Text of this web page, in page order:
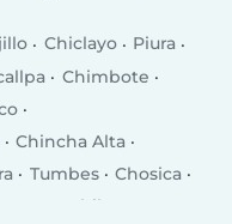
Chiclayo
Piura
Chimbote
Chincha Alta
Tumbes
Chosica
Chilca